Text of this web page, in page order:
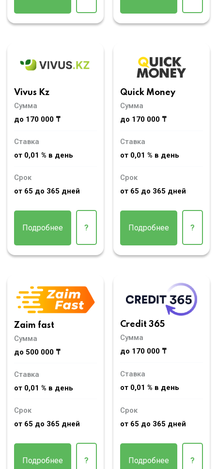
Vivus Kz
Сумма
до 170 000 ₸
Ставка
от 0,01 % в день
Срок
от 65 до 365 дней
Подробнее ?
Quick Money
Сумма
до 170 000 ₸
Ставка
от 0,01 % в день
Срок
от 65 до 365 дней
Подробнее ?
Zaim fast
Сумма
до 500 000 ₸
Ставка
от 0,01 % в день
Срок
от 65 до 365 дней
Подробнее ?
Credit 365
Сумма
до 170 000 ₸
Ставка
от 0,01 % в день
Срок
от 65 до 365 дней
Подробнее ?